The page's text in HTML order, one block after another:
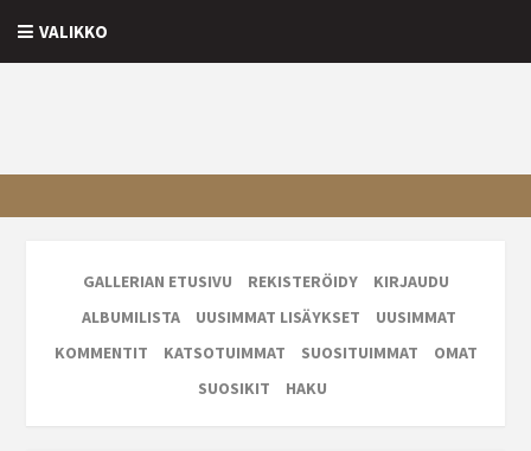
VALIKKO
GALLERIAN ETUSIVU REKISTERÖIDY
KIRJAUDU
ALBUMILISTA
UUSIMMAT LISÄYKSET
UUSIMMAT
KOMMENTIT
KATSOTUIMMAT SUOSITUIMMAT
OMAT
SUOSIKIT
HAKU